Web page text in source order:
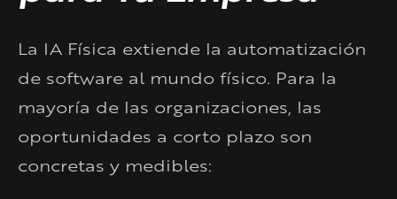
La IA Física extiende la automatización
de software al mundo físico. Para la
mayoría de las organizaciones, las
oportunidades a corto plazo son
concretas y medibles: